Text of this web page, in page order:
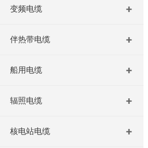
变频电缆
伴热带电缆
船用电缆
辐照电缆
核电站电缆